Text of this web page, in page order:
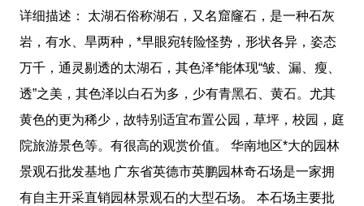
详细描述： 太湖石俗称湖石，又名窟窿石，是一种石灰
岩，有水、旱两种，*早眼宛转险怪势，形状各异，姿态
万千，通灵剔透的太湖石，其色泽*能体现“皱、漏、瘦、
透”之美，其色泽以白石为多，少有青黑石、黄石。尤其
黄色的更为稀少，故特别适宜布置公园，草坪，校园，庭
院旅游景色等。有很高的观赏价值。 华南地区*大的园林
景观石批发基地 广东省英德市英鹏园林奇石场是一家拥
有自主开采直销园林景观石的大型石场。 本石场主要批